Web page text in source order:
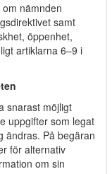
nämnden
samt
öppenhet,
artiklarna 6–9 i
snarast möjligt
uppgifter som legat
ändras. På begäran
för alternativ
om sin